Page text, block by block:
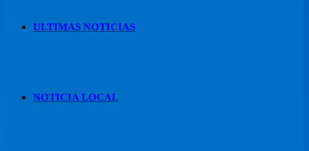
ULTIMAS NOTICIAS
NOTICIA LOCAL